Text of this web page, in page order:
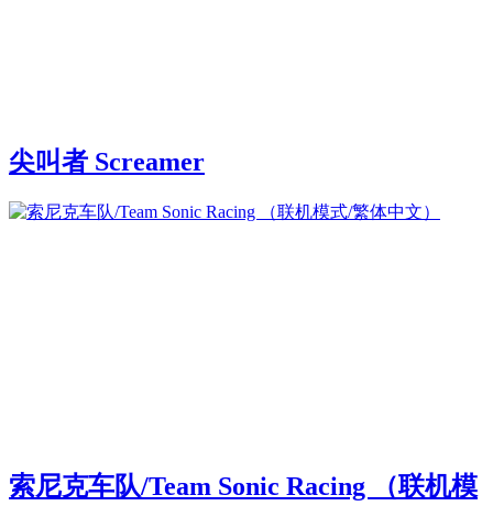
尖叫者 Screamer
索尼克车队/Team Sonic Racing （联机模